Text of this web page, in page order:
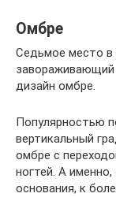
Омбре
Седьмое место в
дизайн омбре.
Популярностью
вертикальный
омбре с
ногтей. А
основания, к